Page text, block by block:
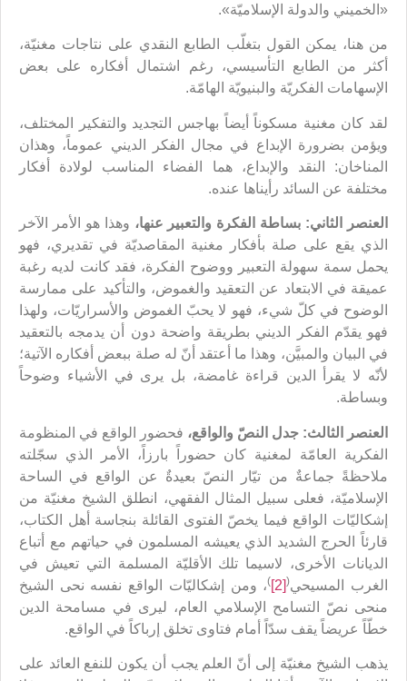
«الخميني والدولة الإسلاميّة».
من هنا، يمكن القول بتغلّب الطابع النقدي على نتاجات مغنيّة،
أكثر من الطابع التأسيسي، رغم اشتمال أفكاره على بعض
الإسهامات الفكريّة والبنيويّة الهامّة.
لقد كان مغنية مسكوناً أيضاً بهاجس التجديد والتفكير المختلف،
ويؤمن بضرورة الإبداع في مجال الفكر الديني عموماً، وهذان
المناخان: النقد والإبداع، هما الفضاء المناسب لولادة أفكار
مختلفة عن السائد رأيناها عنده.
العنصر الثاني: بساطة الفكرة والتعبير عنها، وهذا هو الأمر الآخر
الذي يقع على صلة بأفكار مغنية المقاصديّة في تقديري، فهو
يحمل سمة سهولة التعبير ووضوح الفكرة، فقد كانت لديه رغبة
عميقة في الابتعاد عن التعقيد والغموض، والتأكيد على ممارسة
الوضوح في كلّ شيء، فهو لا يحبّ الغموض والأسراريّات، ولهذا
فهو يقدّم الفكر الديني بطريقة واضحة دون أن يدمجه بالتعقيد
في البيان والمبيَّن، وهذا ما أعتقد أنّ له صلة ببعض أفكاره الآتية؛
لأنّه لا يقرأ الدين قراءة غامضة، بل يرى في الأشياء وضوحاً
وبساطة.
العنصر الثالث: جدل النصّ والواقع، فحضور الواقع في المنظومة
الفكرية العامّة لمغنية كان حضوراً بارزاً، الأمر الذي سجّلته
ملاحظةً جماعةٌ من تيّار النصّ بعيدةٌ عن الواقع في الساحة
الإسلاميّة، فعلى سبيل المثال الفقهي، انطلق الشيخ مغنيّة من
إشكاليّات الواقع فيما يخصّ الفتوى القائلة بنجاسة أهل الكتاب،
قارئاً الحرج الشديد الذي يعيشه المسلمون في حياتهم مع أتباع
الديانات الأخرى، لاسيما تلك الأقليّة المسلمة التي تعيش في
الغرب المسيحي(
[2]
)، ومن إشكاليّات الواقع نفسه نحى الشيخ
منحى نصّ التسامح الإسلامي العام، ليرى في مسامحة الدين
خطّاً عريضاً يقف سدّاً أمام فتاوى تخلق إرباكاً في الواقع.
يذهب الشيخ مغنيّة إلى أنّ العلم يجب أن يكون للنفع العائد على